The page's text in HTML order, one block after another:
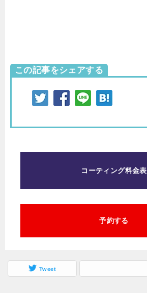
この記事をシェアする
コーティング料金表
予約する
Tweet